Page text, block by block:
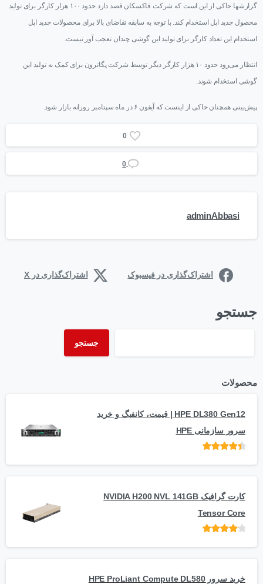
گزارشها حاکی از این است که شرکت فاکسکان قصد دارد حدود ۱۰۰ هزار کارگر برای تولید
محصول جدید اپل استخدام کند. با توجه به سابقه تقاضای بالا برای محصولات جدید اپل
استخدام این تعداد کارگر برای تولید این گوشی چندان تعجب آور نیست.
انتظار می‌رود حدود ۱۰ هزار کارگر دیگر توسط شرکت پگاترون برای کمک به تولید این
گوشی استخدام شوند.
پیش‌بینی همچنان حاکی از اینست که آیفون ۶ در ماه سپتامبر روزانه بازار شود.
0
0
adminAbbasi
اشتراک‌گذاری در فیسبوک اشتراک‌گذاری در X
جستجو
جستجو
محصولات
HPE DL380 Gen12 | قیمت، کانفیگ و خرید
سرور سازمانی HPE
کارت گرافیک NVIDIA H200 NVL 141GB
Tensor Core
5
خرید سرور HPE ProLiant Compute DL580